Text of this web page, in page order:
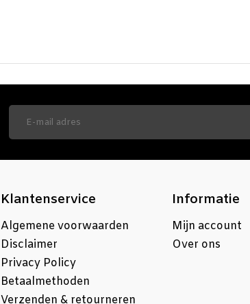
Klantenservice
Algemene voorwaarden
Disclaimer
Privacy Policy
Betaalmethoden
Verzenden & retourneren
Informatie
Mijn account
Over ons